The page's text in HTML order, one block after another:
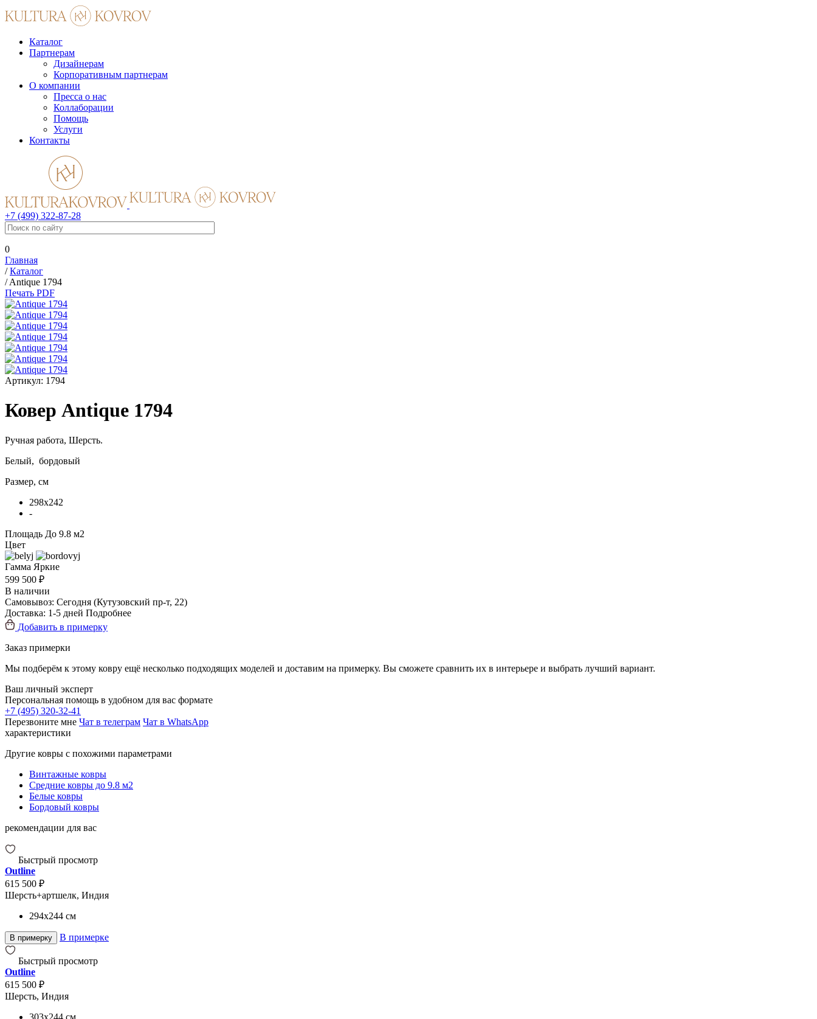
Каталог
Партнерам
Дизайнерам
Корпоративным партнерам
О компании
Пресса о нас
Коллаборации
Помощь
Услуги
Контакты
+7 (499) 322-87-28
0
Главная
/Каталог
/Antique 1794
Печать PDF
Артикул: 1794
Ковер Antique 1794
Ручная работа, Шерсть.
Белый, бордовый
Размер, см
298x242
-
Площадь До 9.8 м2
Цвет
Гамма Яркие
599 500 ₽
В наличии
Самовывоз: Сегодня (Кутузовский пр-т, 22)
Доставка: 1-5 дней Подробнее
Добавить в примерку
Заказ примерки
Мы подберём к этому ковру ещё несколько подходящих моделей и доставим на примерку. Вы сможете сравнить их в интерьере и выбрать лучший вариант.
Ваш личный эксперт
Персональная помощь в удобном для вас формате
+7 (495) 320-32-41
Перезвоните мне Чат в телеграм Чат в WhatsApp
характеристики
Другие ковры с похожими параметрами
Винтажные ковры
Средние ковры до 9.8 м2
Белые ковры
Бордовый ковры
рекомендации для вас
Быстрый просмотр
Outline
615 500 ₽
Шерсть+артшелк, Индия
294x244 см
В примерку В примерке
Быстрый просмотр
Outline
615 500 ₽
Шерсть, Индия
303x244 см